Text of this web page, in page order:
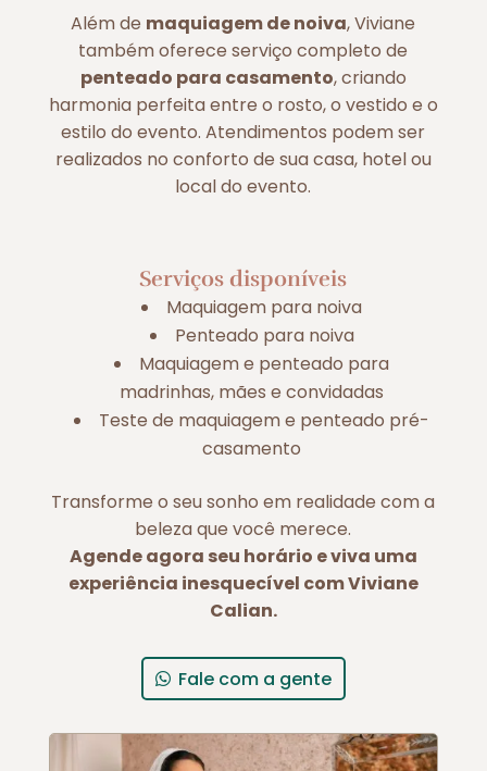
Além de maquiagem de noiva, Viviane
também oferece serviço completo de
penteado para casamento, criando
harmonia perfeita entre o rosto, o vestido e o
estilo do evento. Atendimentos podem ser
realizados no conforto de sua casa, hotel ou
local do evento.
Serviços disponíveis
Maquiagem para noiva
Penteado para noiva
Maquiagem e penteado para
madrinhas, mães e convidadas
Teste de maquiagem e penteado pré-
casamento
Transforme o seu sonho em realidade com a
beleza que você merece.
Agende agora seu horário e viva uma
experiência inesquecível com Viviane
Calian.
Fale com a gente